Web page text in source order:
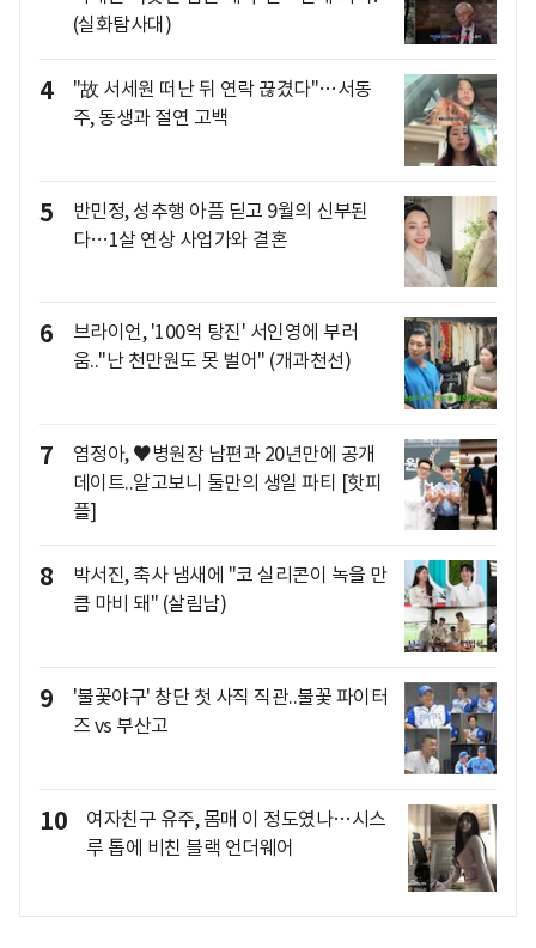
(실화탐사대)
4
"故 서세원 떠난 뒤 연락 끊겼다"…서동
주, 동생과 절연 고백
5
반민정, 성추행 아픔 딛고 9월의 신부된
다…1살 연상 사업가와 결혼
6
브라이언, '100억 탕진' 서인영에 부러
움.."난 천만원도 못 벌어" (개과천선)
7
염정아, ♥병원장 남편과 20년만에 공개
데이트..알고보니 둘만의 생일 파티 [핫피
플]
8
박서진, 축사 냄새에 "코 실리콘이 녹을 만
큼 마비 돼" (살림남)
9
'불꽃야구' 창단 첫 사직 직관..불꽃 파이터
즈 vs 부산고
10
여자친구 유주, 몸매 이 정도였나…시스
루 톱에 비친 블랙 언더웨어